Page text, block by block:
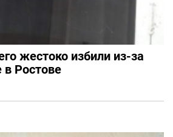
жестоко избили из-за
в Ростове